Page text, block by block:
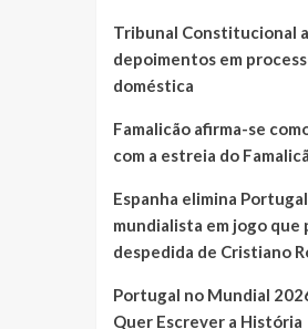
Tribunal Constitucional
depoimentos em
doméstica
Famalicão afirma-se
com a estreia do
Espanha elimina
mundialista em jogo que
despedida de Cristiano
Portugal no Mundial
Quer Escrever a História